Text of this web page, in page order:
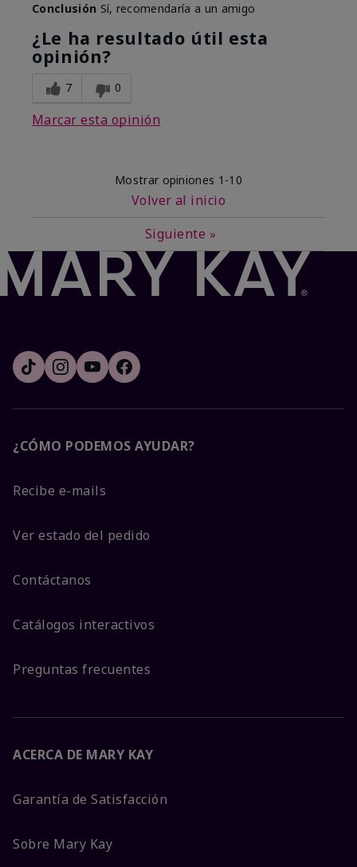
Conclusión Sí, recomendaría a un amigo
¿Le ha resultado útil esta
opinión?
7 0
Marcar esta opinión
Mostrar opiniones 1-10
Volver al inicio
Siguiente »
¿CÓMO PODEMOS AYUDAR?
Recibe e-mails
Ver estado del pedido
Contáctanos
Catálogos interactivos
Preguntas frecuentes
ACERCA DE MARY KAY
Garantía de Satisfacción
Sobre Mary Kay